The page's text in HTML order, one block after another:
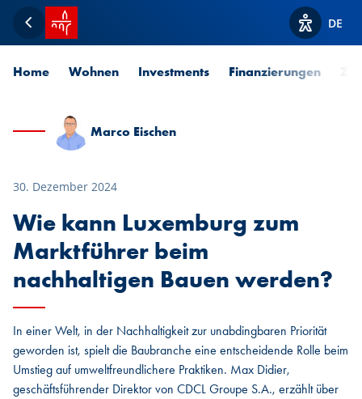
Zurück
Startseite SPUERKEESS
Optionen
DE
Home Wohnen Investments Finanzierungen
Marco Eischen
30. Dezember 2024
Wie kann Luxemburg zum
Marktführer beim
nachhaltigen Bauen werden?
In einer Welt, in der Nachhaltigkeit zur unabdingbaren Priorität
geworden ist, spielt die Baubranche eine entscheidende Rolle beim
Umstieg auf umweltfreundlichere Praktiken. Max Didier,
geschäftsführender Direktor von CDCL Groupe S.A., erzählt über